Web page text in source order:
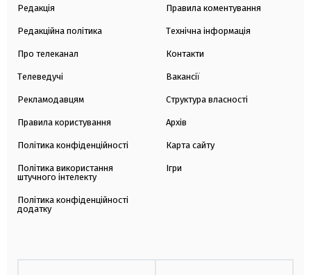
Редакція
Редакційна політика
Про телеканал
Телеведучі
Рекламодавцям
Правила користування
Політика конфіденційності
Політика використання
штучного інтелекту
Політика конфіденційності
додатку
Правила коментування
Технічна інформація
Контакти
Вакансії
Структура власності
Архів
Карта сайту
Ігри